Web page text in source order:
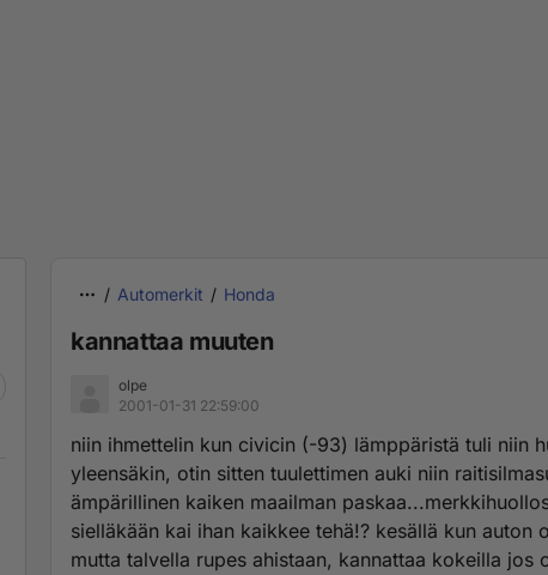
Automerkit Honda
kannattaa muuten
olpe
2001-01-31 22:59:00
niin ihmettelin kun civicin (-93) lämppäristä tuli niin
yleensäkin, otin sitten tuulettimen auki niin
ämpärillinen kaiken maailman
sielläkään kai ihan kaikkee tehä!? kesällä kun auton
mutta talvella rupes ahistaan, kannattaa kokeilla jos